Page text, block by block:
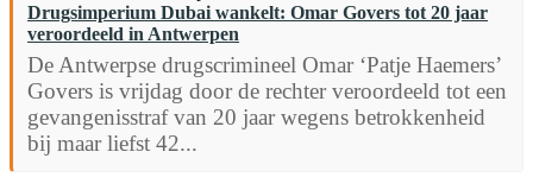
Drugsimperium Dubai wankelt: Omar Govers tot 20 jaar
veroordeeld in Antwerpen
De Antwerpse drugscrimineel Omar ‘Patje Haemers’
Govers is vrijdag door de rechter veroordeeld tot een
gevangenisstraf van 20 jaar wegens betrokkenheid
bij maar liefst 42...